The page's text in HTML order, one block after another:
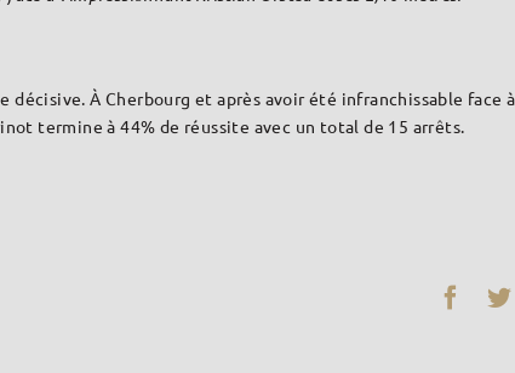
À Cherbourg et après avoir été infranchissable face
termine à 44% de réussite avec un total de 15 arrêts.